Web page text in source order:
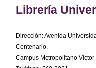
Librería
Dirección: Avenida
Centenario,
Campus Metropolitano